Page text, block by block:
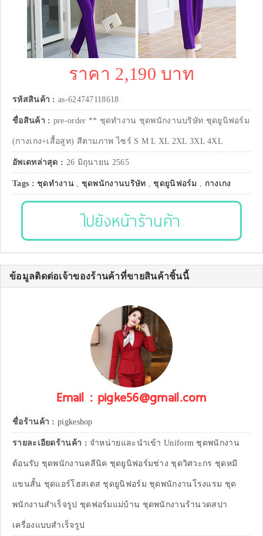
ราคา 2,190 บาท
รหัสสินค้า : as-624747118618
ชื่อสินค้า : pre-order ** ชุดทำงาน ชุดพนักงานบริษัท ชุดยูนิฟอร์ม
(กางเกง+เสื้อสูท) สีตามภาพ ไซร์ S M L XL 2XL 3XL 4XL
อัพเดทล่าสุด : 26 มิถุนายน 2565
Tags : ชุดทำงาน, ชุดพนักงานบริษัท , ชุดยูนิฟอร์ม , กางเกง
ไปยังหน้าร้านค้า
ข้อมูลติดต่อเจ้าของร้านค้าที่ขายสินค้าชิ้นนี้
Email : pigke56@gmail.com
ชื่อร้านค้า : pigkeshop
รายละเอียดร้านค้า : จำหน่ายและนำเข้า Uniform ชุดพนักงาน
ต้อนรับ ชุดพนักงานคลีนิค ชุดยูนิฟอร์มช่าง ชุดวิศวะกร ชุดหมี
แขนสั้น ชุดแอร์โฮสเตส ชุดยูนิฟอร์ม ชุดพนักงานโรงแรม ชุด
พนักงานสำเร็จรูป ชุดฟอร์มแม่บ้าน ชุดพนักงานร้านวดสปา
เครื่องแบบสำเร็จรูป